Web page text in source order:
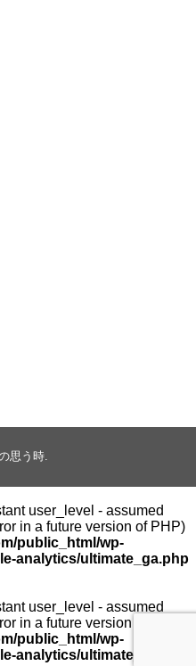
思う時.
user_level - assumed
in a future version of PHP)
public_html/wp-
analytics/ultimate_ga.php
user_level - assumed
in a future version of PHP)
public_html/wp-
analytics/ultimate_ga.php